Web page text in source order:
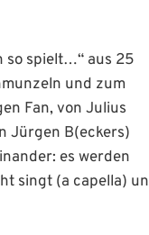
so spielt…“ aus 25
und zum
Fan, von Julius
Jürgen B(eckers)
es werden
singt (a capella)